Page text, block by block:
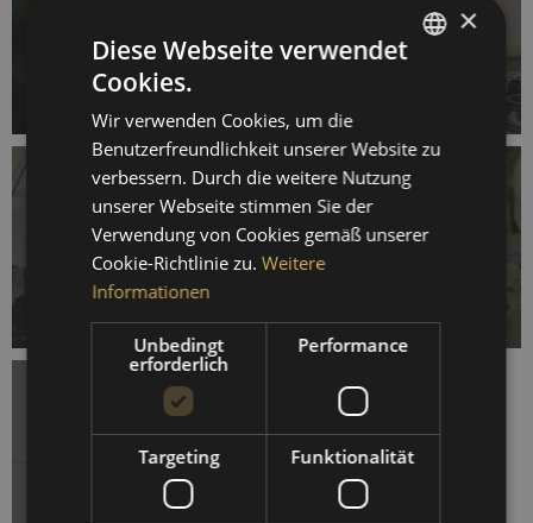
OUTDOOR
NAVIGATION
WASSERSPORT
PRODUKTTYPEN
×
Diese Webseite verwendet
Cookies.
Wir verwenden Cookies, um die
Benutzerfreundlichkeit unserer Website zu
verbessern. Durch die weitere Nutzung
unserer Webseite stimmen Sie der
Verwendung von Cookies gemäß unserer
Cookie-Richtlinie zu. Weitere
Informationen
Unbedingt
erforderlich
Performance
Targeting Funktionalität